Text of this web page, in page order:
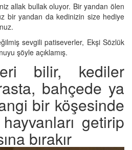
allak bullak oluyor. Bir yandan ölen
bir yandan da kedinizin size hediye
sevgili patiseverler, Ekşi Sözlük
şöyle açıklamış.
bilir, kediler
bahçede ya
bir köşesinde
hayvanları getirip
bırakır